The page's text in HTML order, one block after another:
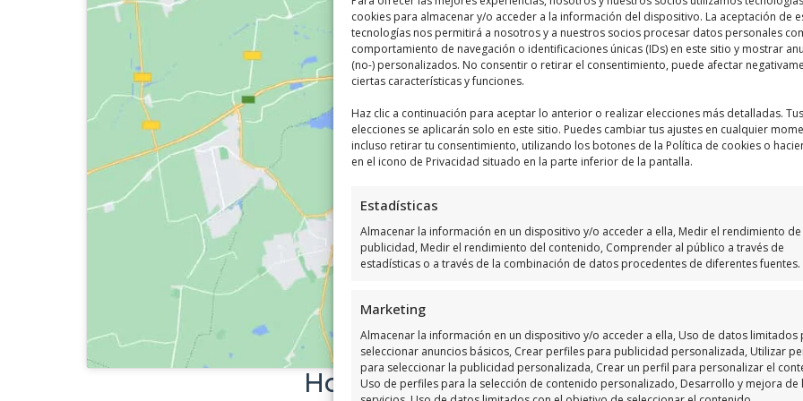
cookies para almacenar y/o acceder a la información del dispositivo. La aceptación de
tecnologías nos permitirá a nosotros y a nuestros socios procesar datos personales
comportamiento de navegación o identificaciones únicas (IDs) en este sitio y mostrar
(no-) personalizados. No consentir o retirar el consentimiento, puede afectar
ciertas características y funciones.
Haz clic a continuación para aceptar lo anterior o realizar elecciones más detalladas. Tus
elecciones se aplicarán solo en este sitio. Puedes cambiar tus ajustes en cualquier
incluso retirar tu consentimiento, utilizando los botones de la Política de cookies o
en el icono de Privacidad situado en la parte inferior de la pantalla.
Estadísticas
Almacenar la información en un dispositivo y/o acceder a ella, Medir el rendimiento de
publicidad, Medir el rendimiento del contenido, Comprender al público a través de
estadísticas o a través de la combinación de datos procedentes de diferentes fuentes.
Marketing
Almacenar la información en un dispositivo y/o acceder a ella, Uso de datos limitados
seleccionar anuncios básicos, Crear perfiles para publicidad personalizada, Utilizar
para seleccionar la publicidad personalizada, Crear un perfil para personalizar el
Uso de perfiles para la selección de contenido personalizado, Desarrollo y mejora de
habilitar este contenido
Horario de atención de Cancha De